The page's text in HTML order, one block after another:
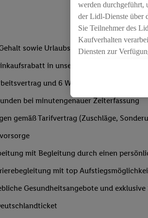
sowie Urlaubs- und Weihnachtsgeld
in unseren Filialen
und 6 Wochen Urlaub/Jahr
bei minutengenauer Zeiterfassung
gemäß Tarifvertrag (Zuschläge,
mit Begleitung durch einen
mit top
Gesundheitsangebote und
werden durchgeführt,
der Lidl-Dienste über
Sie Teilnehmer des
Kaufverhalten
Diensten zur
Die Erstellung
angereicherten
Ihr Kaufverhalten in
Speichern von und/
zur technischen
Sofern Sie hier Ihre
in gemeinsamer